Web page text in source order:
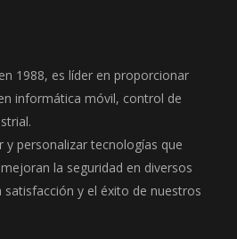
1988, es líder en proporcionar
informática móvil, control de
y personalizar tecnologías que
la seguridad en diversos
y el éxito de nuestros